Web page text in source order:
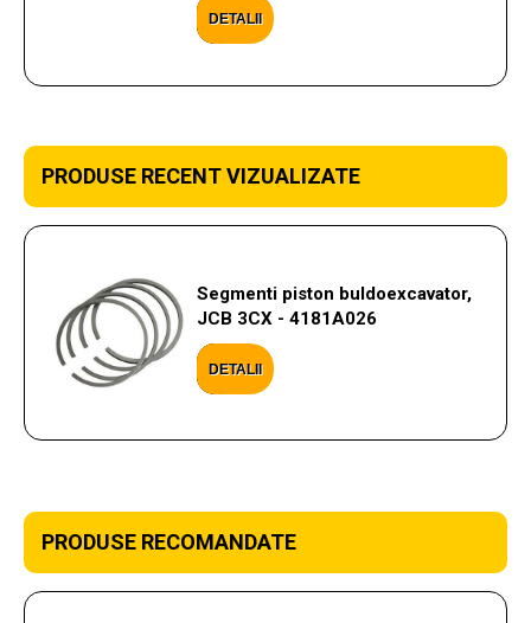
DETALII
PRODUSE RECENT VIZUALIZATE
Segmenti piston buldoexcavator,
JCB 3CX - 4181A026
DETALII
PRODUSE RECOMANDATE